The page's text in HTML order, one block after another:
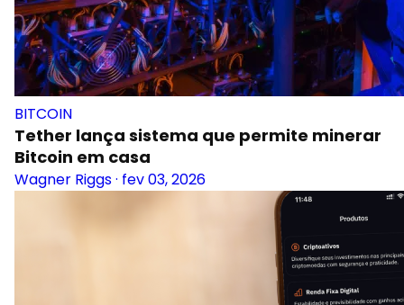
BITCOIN
Tether lança sistema que permite minerar
Bitcoin em casa
Wagner Riggs· fev 03, 2026